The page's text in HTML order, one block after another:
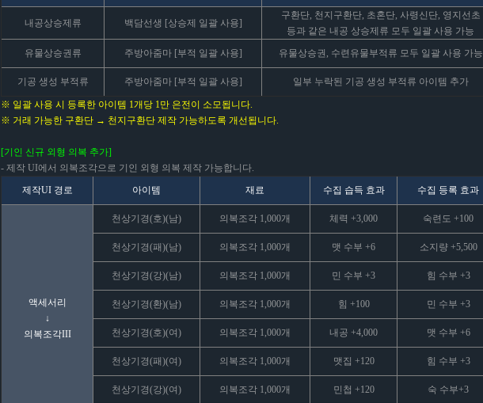
내공상승제류 백담선생 [상승제 일괄 사용]
구환단, 천지구환단, 초혼단, 사령신단, 영지선초
등과 같은 내공 상승제류 모두 일괄 사용 가능
유물상승권류
주방아줌마 [부적 일괄 사용] 유물상승권, 수련유물부적류 모두 일괄 사용 가능
기공 생성 부적류 주방아줌마 [부적 일괄 사용] 일부 누락된 기공 생성 부적류 아이템 추가
※ 일괄 사용 시 등록한 아이템 1개당 1만 은전이 소모됩니다.
※ 거래 가능한 구환단 → 천지구환단 제작 가능하도록 개선됩니다.
[기인 신규 외형 의복 추가]
- 제작 UI에서 의복조각으로 기인 외형 의복 제작 가능합니다.
제작UI 경로
아이템 재료 수집 습득 효과 수집 등록 효과
액세서리
↓
의복조각III
천상기경(호)(남) 의복조각 1,000개 체력 +3,000 숙련도 +100
천상기경(패)(남) 의복조각 1,000개 맷 수부 +6 소지량 +5,500
천상기경(강)(남) 의복조각 1,000개 민 수부 +3 힘 수부 +3
천상기경(환)(남) 의복조각 1,000개 힘 +100 민 수부 +3
천상기경(호)(여) 의복조각 1,000개 내공 +4,000 맷 수부 +6
천상기경(패)(여) 의복조각 1,000개 맷집 +120 힘 수부 +3
천상기경(강)(여) 의복조각 1,000개 민첩 +120 숙 수부+3